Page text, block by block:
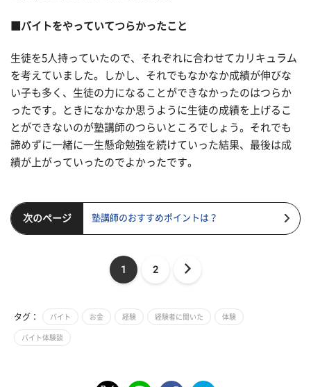
■バイトをやっていてつらかったこと
生徒を5人持っていたので、それぞれに合わせてカリキュラム
を考えていました。しかし、それでもなかなか成績が伸びな
い子も多く、生徒の力になることができなかったのはつらか
ったです。ときになかなか思うように生徒の成績を上げるこ
とができないのが塾講師のつらいところでしょう。それでも
諦めずに一緒に一生懸命勉強を続けていった結果、最後は成
績が上がっていったのでよかったです。
次のページ 塾講師のおすすめポイントは？
1 2
タグ： バイト お金 経験 経験者に聞いた 体験
バイト体験談